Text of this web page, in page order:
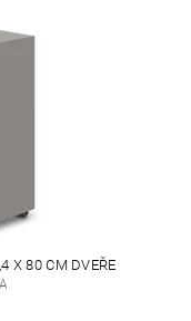
X 80 CM DVEŘE